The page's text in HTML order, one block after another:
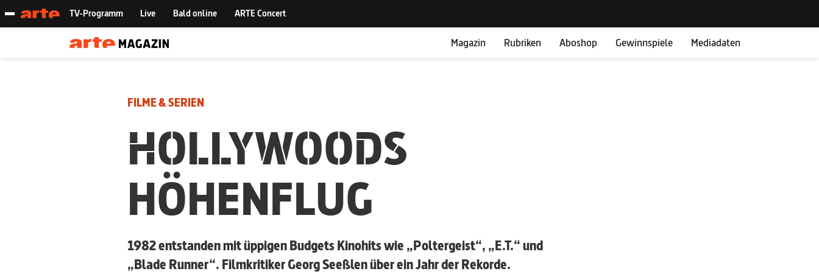
Magazin Rubriken Aboshop Gewinnspiele Mediadaten
FILME & SERIEN
HOLLYWOODS
HÖHENFLUG
1982 entstanden mit üppigen Budgets Kinohits wie „Poltergeist“, „E.T.“ und
„Blade Runner“. Filmkritiker Georg Seeßlen über ein Jahr der Rekorde.